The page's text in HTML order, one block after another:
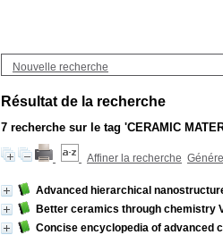
Nouvelle recherche
Résultat de la recherche
7 recherche sur le tag 'CERAMIC
Affiner la recherche
Advanced hierarchical
Better ceramics through chemistry
Concise encyclopedia of advanced